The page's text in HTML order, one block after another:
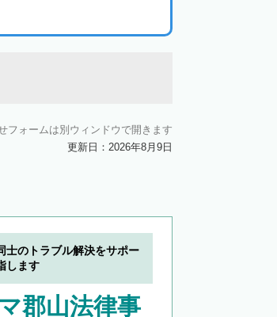
フォームは別ウィンドウで開きます
更新日：2026年8月9日
士のトラブル解決をサポー
します
郡山法律事